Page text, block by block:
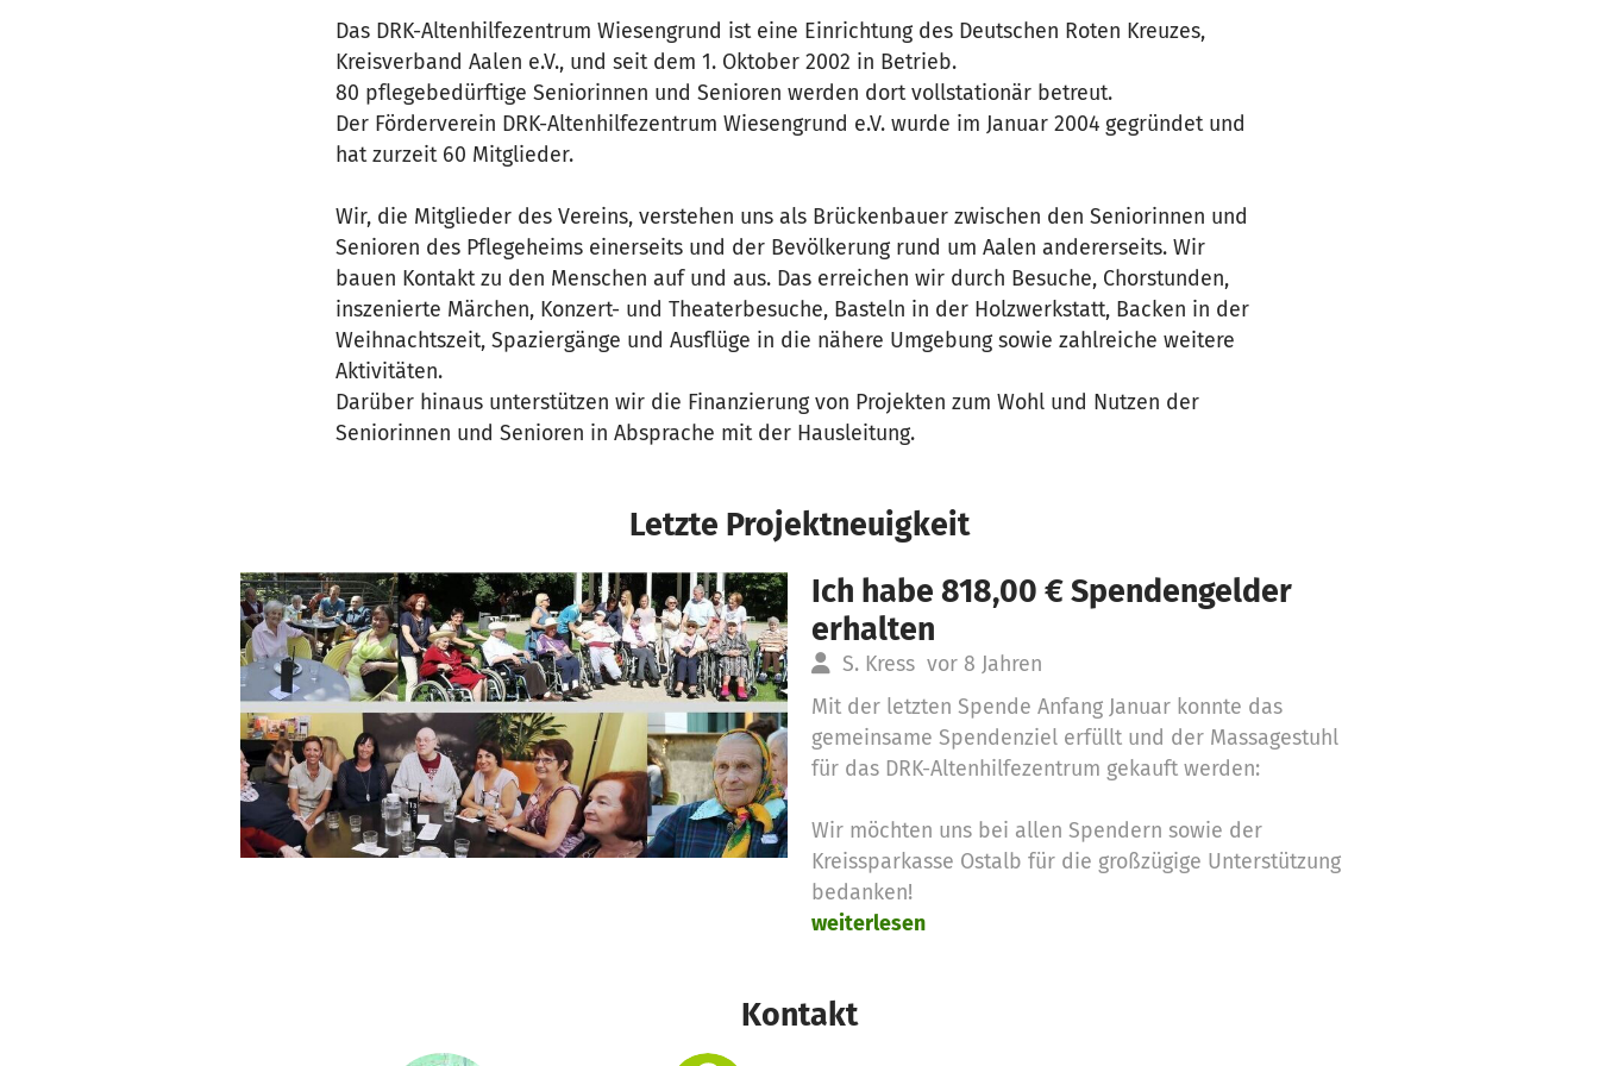
Das DRK-Altenhilfezentrum Wiesengrund ist eine Einrichtung des Deutschen Roten Kreuzes,
Kreisverband Aalen e.V., und seit dem 1. Oktober 2002 in Betrieb.
80 pflegebedürftige Seniorinnen und Senioren werden dort vollstationär betreut.
Der Förderverein DRK-Altenhilfezentrum Wiesengrund e.V. wurde im Januar 2004 gegründet und
hat zurzeit 60 Mitglieder.
Wir, die Mitglieder des Vereins, verstehen uns als Brückenbauer zwischen den Seniorinnen und
Senioren des Pflegeheims einerseits und der Bevölkerung rund um Aalen andererseits. Wir
bauen Kontakt zu den Menschen auf und aus. Das erreichen wir durch Besuche, Chorstunden,
inszenierte Märchen, Konzert- und Theaterbesuche, Basteln in der Holzwerkstatt, Backen in der
Weihnachtszeit, Spaziergänge und Ausflüge in die nähere Umgebung sowie zahlreiche weitere
Aktivitäten.
Darüber hinaus unterstützen wir die Finanzierung von Projekten zum Wohl und Nutzen der
Seniorinnen und Senioren in Absprache mit der Hausleitung.
Letzte Projektneuigkeit
Ich habe 818,00 € Spendengelder
erhalten
S. Kress vor 8 Jahren
Mit der letzten Spende Anfang Januar konnte das
gemeinsame Spendenziel erfüllt und der Massagestuhl
für das DRK-Altenhilfezentrum gekauft werden:
Wir möchten uns bei allen Spendern sowie der
Kreissparkasse Ostalb für die großzügige Unterstützung
bedanken!
weiterlesen
Kontakt